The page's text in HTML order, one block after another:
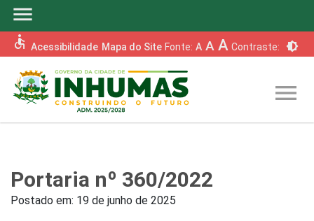
menu
accessible Acessibilidade Mapa do Site Fonte: A A A Contraste: brightness_6
menu
Portaria nº 360/2022
Postado em: 19 de junho de 2025